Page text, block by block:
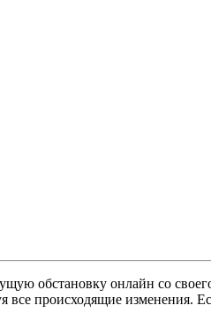
обстановку онлайн со
все происходящие изменения.